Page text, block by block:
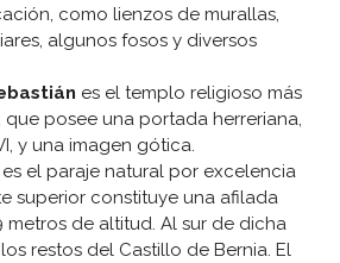
como lienzos de murallas,
algunos fosos y diversos
es el templo religioso más
posee una portada herreriana,
y una imagen gótica.
es el paraje natural por excelencia
superior constituye una afilada
metros de altitud. Al sur de dicha
restos del Castillo de Bernia. El